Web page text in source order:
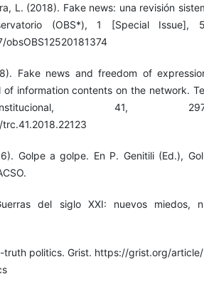
L. (2018). Fake news: una revisión
(OBS*), 1 [Special Issue],
Fake news and freedom of
of information contents on the network.
41, 297-
Golpe a golpe. En P. Genitili (Ed.),
del siglo XXI: nuevos miedos,
truth politics. Grist. https://grist.org/